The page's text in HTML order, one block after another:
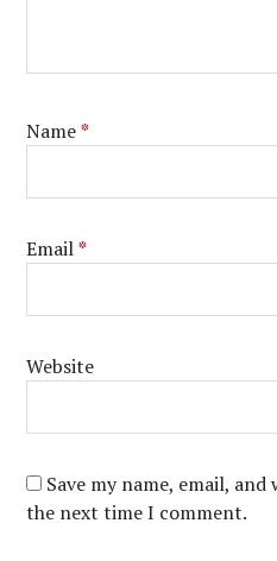
Name*
Email*
Website
Save my name, email,
the next time I comment.